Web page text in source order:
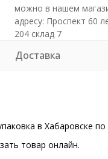
можно в нашем
адресу: Проспект 60
204 склад 7
Доставка
в Хабаровске по
товар онлайн.